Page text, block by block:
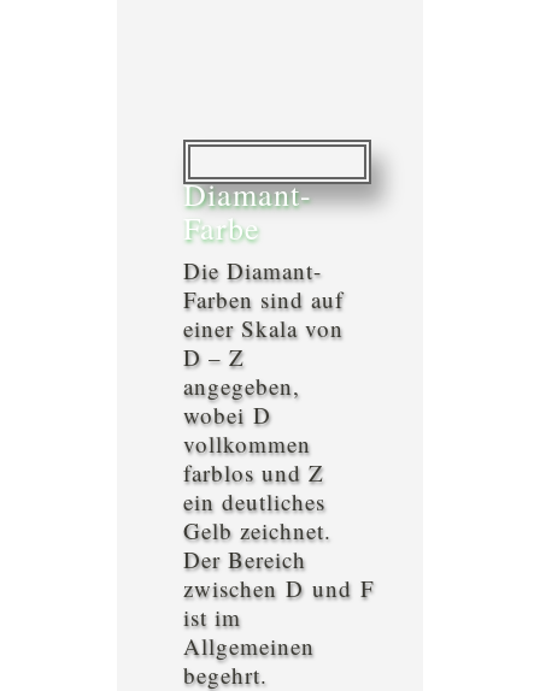
Diamant-
Farbe
Die Diamant-
Farben sind auf
einer Skala von
D – Z
angegeben,
wobei D
vollkommen
farblos und Z
ein deutliches
Gelb zeichnet.
Der Bereich
zwischen D und F
ist im
Allgemeinen
begehrt.